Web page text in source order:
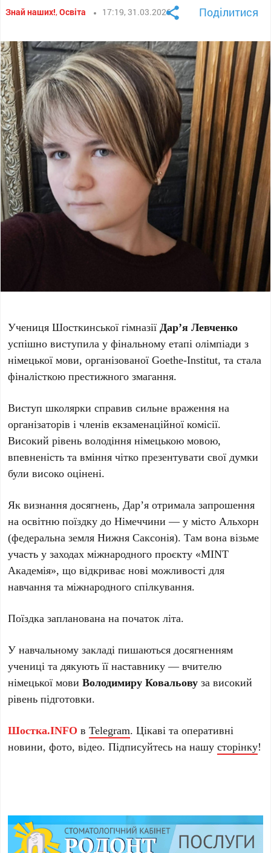
Знай наших!,Освіта 17:19, 31.03.2026 Поділитися
Учениця Шосткинської гімназіїДар’я Левченко
успішно виступила у фінальному етапі олімпіади з
німецької мови, організованої Goethe-Institut, та стала
фіналісткою престижного змагання.
Виступ школярки справив сильне враження на
організаторів і членів екзаменаційної комісії.
Високий рівень володіння німецькою мовою,
впевненість та вміння чітко презентувати свої думки
були високо оцінені.
Як визнання досягнень, Дар’я отримала запрошення
на освітню поїздку до Німеччини — у місто Альхорн
(федеральна земля Нижня Саксонія). Там вона візьме
участь у заходах міжнародного проєкту «MINT
Академія», що відкриває нові можливості для
навчання та міжнародного спілкування.
Поїздка запланована на початок літа.
У навчальному закладі пишаються досягненням
учениці та дякують її наставнику — вчителю
німецької мовиВолодимиру Ковальову за високий
рівень підготовки.
Шостка.INFO вTelegram. Цікаві та оперативні
новини, фото, відео. Підписуйтесь на нашусторінку!